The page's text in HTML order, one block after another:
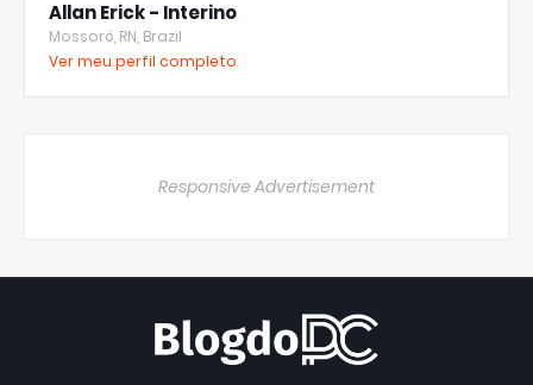
Allan Erick - Interino
Mossoró, RN, Brazil
Ver meu perfil completo
Responsive Advertisement